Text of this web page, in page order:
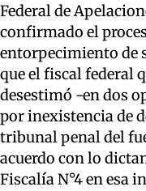
Federal de
confirmado el
entorpecimiento de
que el fiscal federal
desestimó -en dos
por inexistencia de
tribunal penal del
acuerdo con lo
Fiscalía N°4 en esa